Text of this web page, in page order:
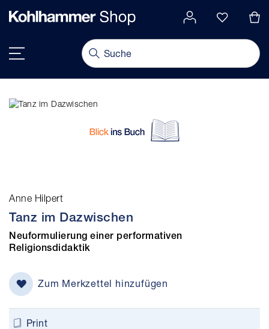
springen
Anne Hilpert
Tanz im Dazwischen
Neuformulierung einer performativen
Religionsdidaktik
Zum Merkzettel hinzufügen
Print